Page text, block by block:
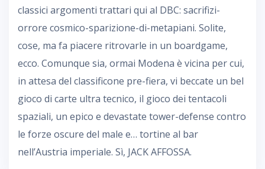
classici argomenti trattari qui al DBC: sacrifizi-
orrore cosmico-sparizione-di-metapiani. Solite,
cose, ma fa piacere ritrovarle in un boardgame,
ecco. Comunque sia, ormai Modena è vicina per cui,
in attesa del classificone pre-fiera, vi beccate un bel
gioco di carte ultra tecnico, il gioco dei tentacoli
spaziali, un epico e devastate tower-defense contro
le forze oscure del male e… tortine al bar
nell’Austria imperiale. Sì, JACK AFFOSSA.